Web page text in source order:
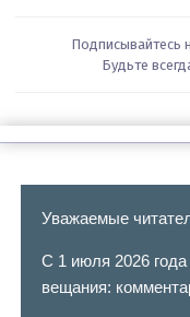
Подписывайтесь
Будьте
Уважаемые
С 1 июля 2026
вещания: